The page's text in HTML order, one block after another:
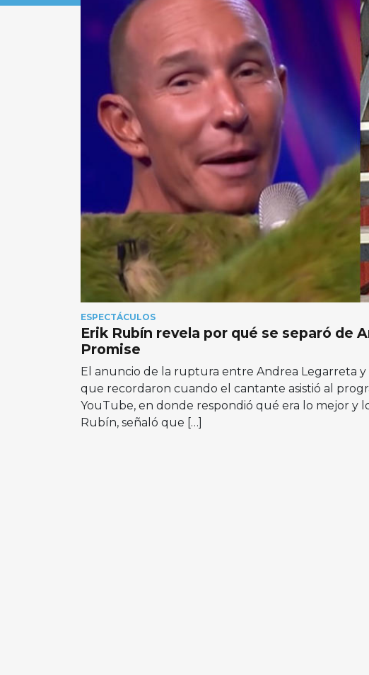
ESPECTÁCULOS
Erik Rubín revela por qué se separó de
Promise
El anuncio de la ruptura entre Andrea Legarreta
que recordaron cuando el cantante asistió al
YouTube, en donde respondió qué era lo mejor y
Rubín, señaló que […]